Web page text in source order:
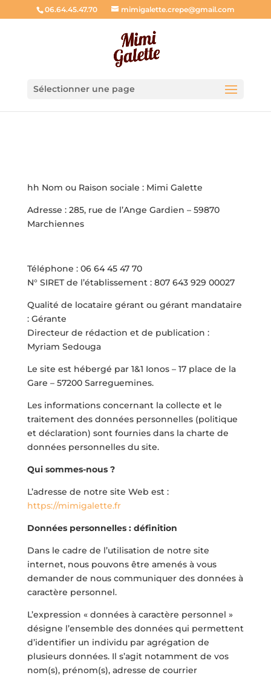
06.64.45.47.70 mimigalette.crepe@gmail.com
Sélectionner une page
hh Nom ou Raison sociale : Mimi Galette
Adresse : 285, rue de l’Ange Gardien – 59870
Marchiennes
Téléphone : 06 64 45 47 70
N° SIRET de l’établissement : 807 643 929 00027
Qualité de locataire gérant ou gérant mandataire
: Gérante
Directeur de rédaction et de publication :
Myriam Sedouga
Le site est hébergé par 1&1 Ionos – 17 place de la
Gare – 57200 Sarreguemines.
Les informations concernant la collecte et le
traitement des données personnelles (politique
et déclaration) sont fournies dans la charte de
données personnelles du site.
Qui sommes-nous ?
L’adresse de notre site Web est :
https://mimigalette.fr
Données personnelles : définition
Dans le cadre de l’utilisation de notre site
internet, nous pouvons être amenés à vous
demander de nous communiquer des données à
caractère personnel.
L’expression « données à caractère personnel »
désigne l’ensemble des données qui permettent
d’identifier un individu par agrégation de
plusieurs données. Il s’agit notamment de vos
nom(s), prénom(s), adresse de courrier